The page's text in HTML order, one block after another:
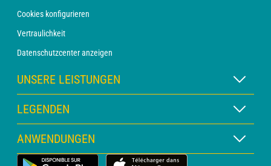
Cookies konfigurieren
Vertraulichkeit
Datenschutzcenter anzeigen
UNSERE LEISTUNGEN
WETTER Xpert Abonnement
WETTER PRO Abonnement
Beratung mit einem Vorhersager
LEGENDEN
Kartenlegende
Piktogrammlegende
ANWENDUNGEN